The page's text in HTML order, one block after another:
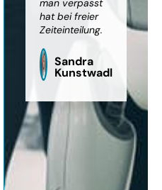
man verpasst
hat bei freier
Zeiteinteilung.
Sandra
Kunstwadl